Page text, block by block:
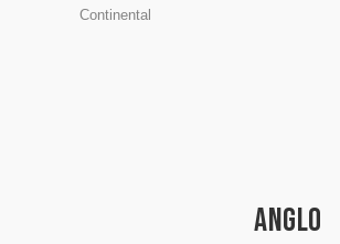
Continental
ANGLO